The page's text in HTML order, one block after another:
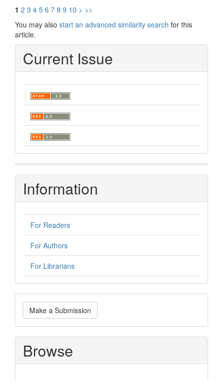
1 2 3 4 5 6 7 8 9 10 > >>
You may also start an advanced similarity search for this
article.
Current Issue
Information
For Readers
For Authors
For Librarians
Make
a
Submission
Make a Submission
Browse